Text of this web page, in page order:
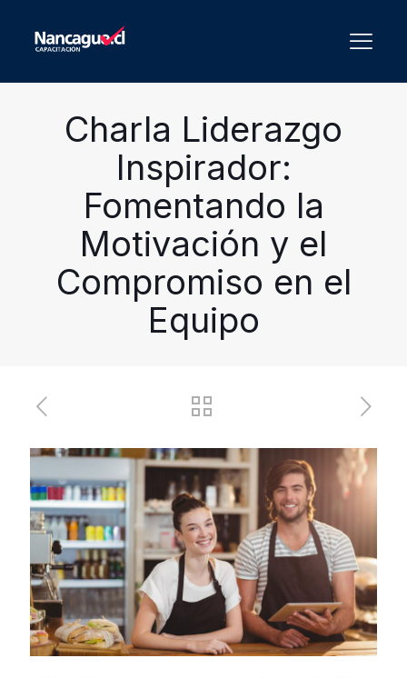
Charla Liderazgo
Inspirador:
Fomentando la
Motivación y el
Compromiso en el
Equipo